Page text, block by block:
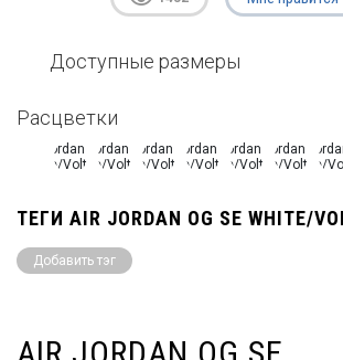
Доступные размеры
Расцветки
ТЕГИ AIR JORDAN OG SE WHITE/
Добавить тэг